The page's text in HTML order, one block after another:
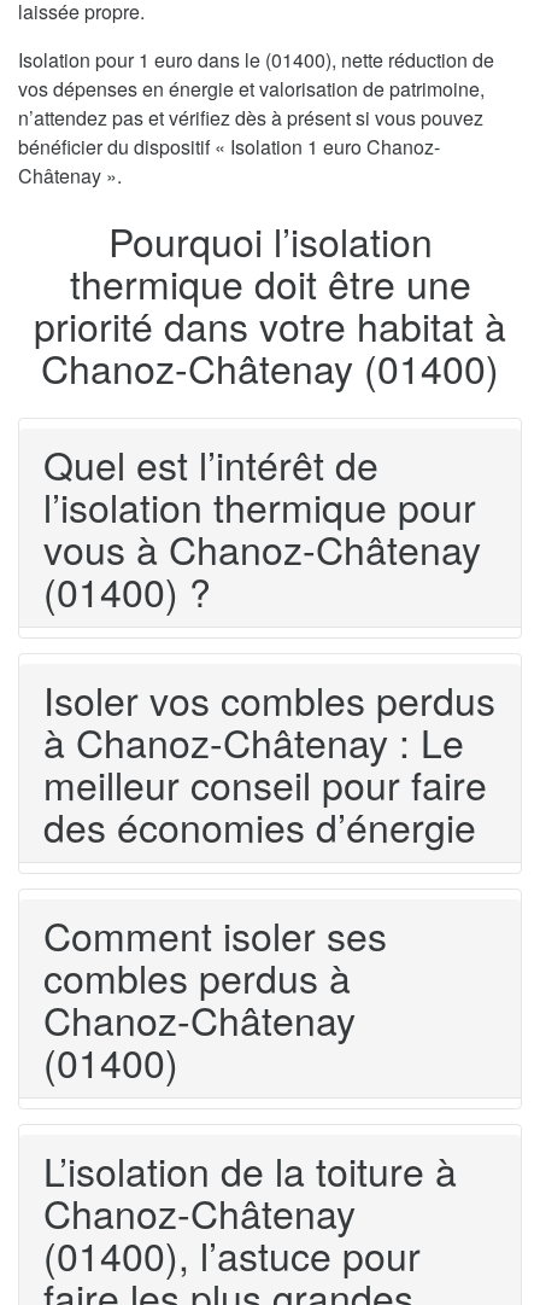
laissée propre.
Isolation pour 1 euro dans le (01400), nette réduction de
vos dépenses en énergie et valorisation de patrimoine,
n’attendez pas et vérifiez dès à présent si vous pouvez
bénéficier du dispositif « Isolation 1 euro Chanoz-
Châtenay ».
Pourquoi l’isolation
thermique doit être une
priorité dans votre habitat à
Chanoz-Châtenay (01400)
Quel est l’intérêt de
l’isolation thermique pour
vous à Chanoz-Châtenay
(01400) ?
Isoler vos combles perdus
à Chanoz-Châtenay : Le
meilleur conseil pour faire
des économies d’énergie
Comment isoler ses
combles perdus à
Chanoz-Châtenay
(01400)
L’isolation de la toiture à
Chanoz-Châtenay
(01400), l’astuce pour